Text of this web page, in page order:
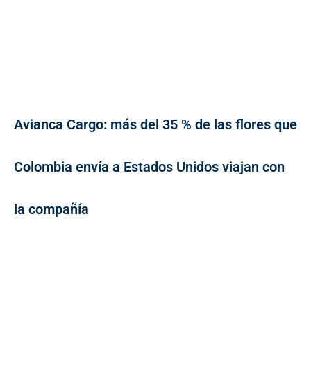
Avianca Cargo: más del 35 % de las flores que
Colombia envía a Estados Unidos viajan con
la compañía